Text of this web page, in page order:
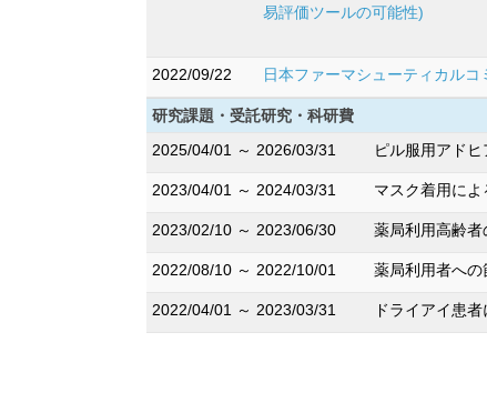
易評価ツールの可能性)
2022/09/22 日本ファーマシューティカル
研究課題・受託研究・科研費
2025/04/01 ～ 2026/03/31
ピル服用アド
2023/04/01 ～ 2024/03/31 マスク着用に
2023/02/10 ～ 2023/06/30 薬局利用高齢
2022/08/10 ～ 2022/10/01 薬局利用者へ
2022/04/01 ～ 2023/03/31 ドライアイ患